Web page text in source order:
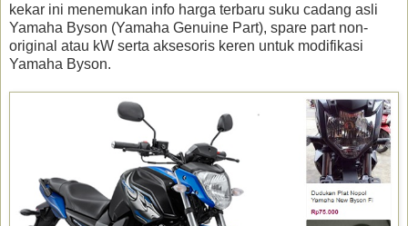
kekar ini menemukan info harga terbaru suku cadang asli
Yamaha Byson (Yamaha Genuine Part), spare part non-
original atau kW serta aksesoris keren untuk modifikasi
Yamaha Byson.